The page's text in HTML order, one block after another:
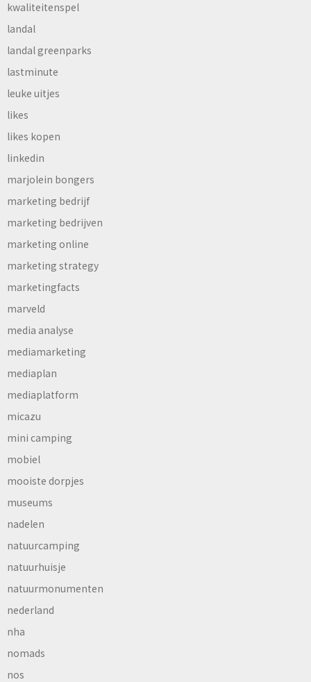
kwaliteitenspel
landal
landal greenparks
lastminute
leuke uitjes
likes
likes kopen
linkedin
marjolein bongers
marketing bedrijf
marketing bedrijven
marketing online
marketing strategy
marketingfacts
marveld
media analyse
mediamarketing
mediaplan
mediaplatform
micazu
mini camping
mobiel
mooiste dorpjes
museums
nadelen
natuurcamping
natuurhuisje
natuurmonumenten
nederland
nha
nomads
nos